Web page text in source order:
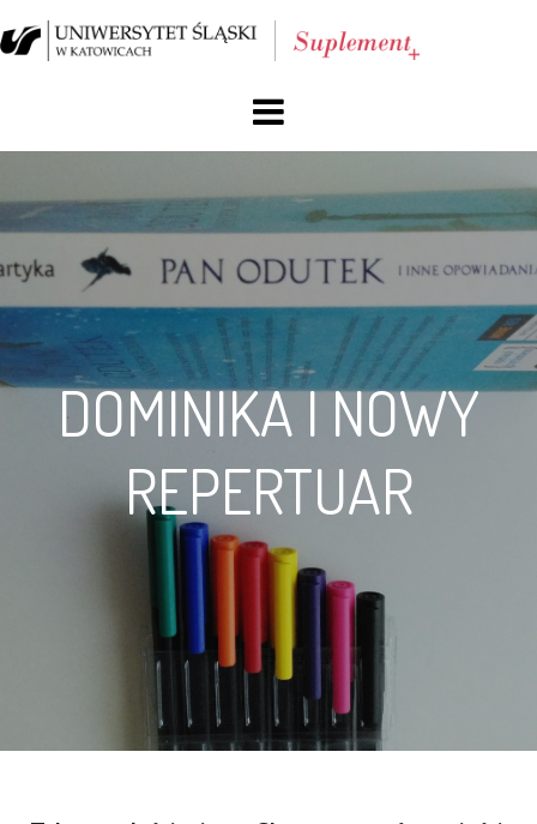
Blog
Facebook
Kontakt
DOMINIKA I NOWY
REPERTUAR